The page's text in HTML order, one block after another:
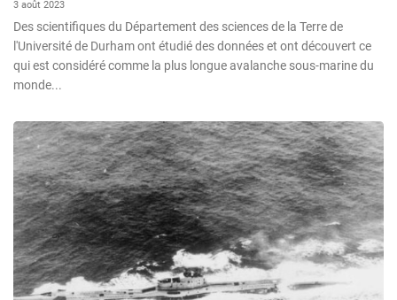
3 août 2023
Des scientifiques du Département des sciences de la Terre de
l'Université de Durham ont étudié des données et ont découvert ce
qui est considéré comme la plus longue avalanche sous-marine du
monde...